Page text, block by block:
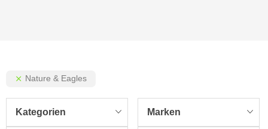
Nature & Eagles
Kategorien Marken